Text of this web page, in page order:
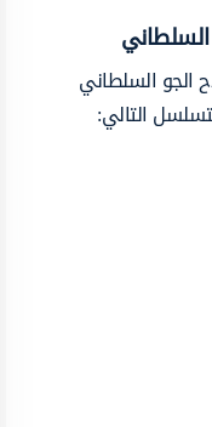
الجو السلطاني
التالي: